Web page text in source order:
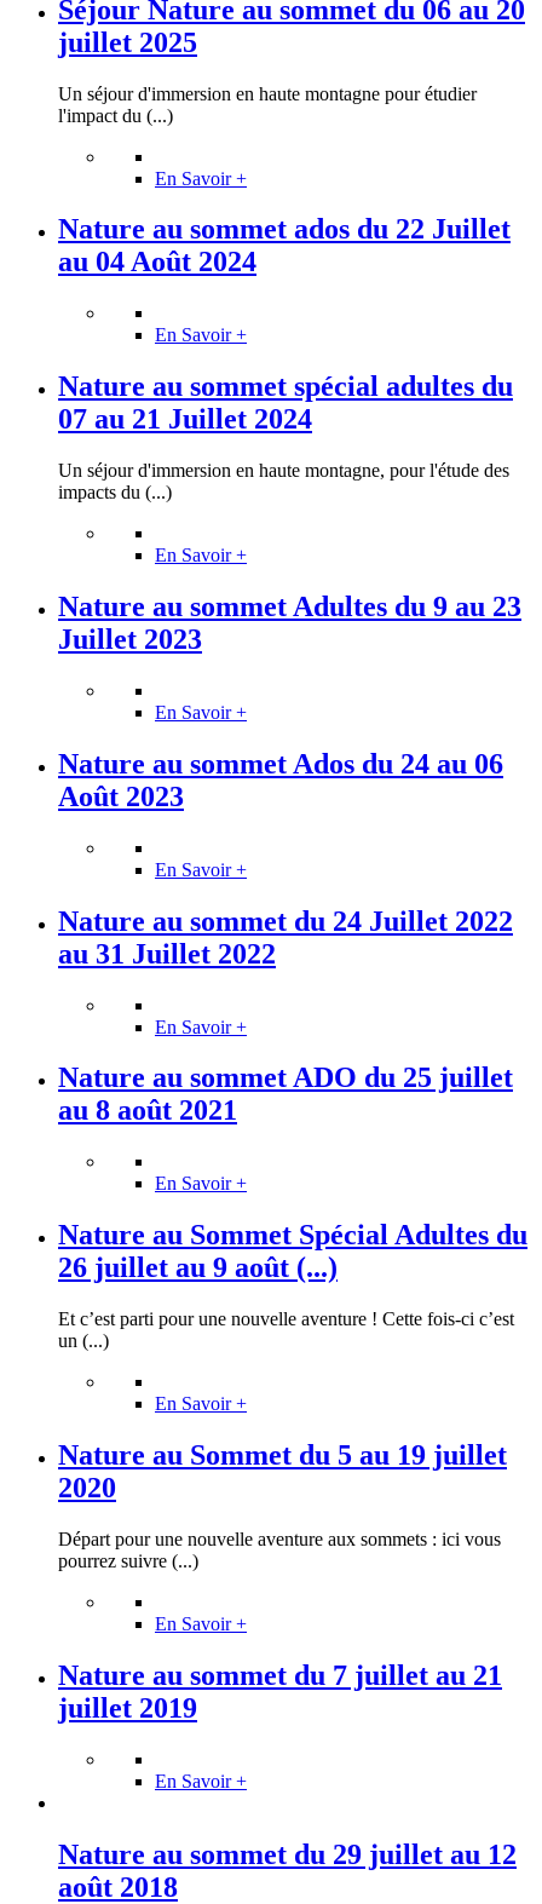
Séjour Nature au sommet du 06 au 20
juillet 2025
Un séjour d'immersion en haute montagne pour étudier
l'impact du (...)
En Savoir +
Nature au sommet ados du 22 Juillet
au 04 Août 2024
En Savoir +
Nature au sommet spécial adultes du
07 au 21 Juillet 2024
Un séjour d'immersion en haute montagne, pour l'étude des
impacts du (...)
En Savoir +
Nature au sommet Adultes du 9 au 23
Juillet 2023
En Savoir +
Nature au sommet Ados du 24 au 06
Août 2023
En Savoir +
Nature au sommet du 24 Juillet 2022
au 31 Juillet 2022
En Savoir +
Nature au sommet ADO du 25 juillet
au 8 août 2021
En Savoir +
Nature au Sommet Spécial Adultes du
26 juillet au 9 août (...)
Et c’est parti pour une nouvelle aventure ! Cette fois-ci c’est
un (...)
En Savoir +
Nature au Sommet du 5 au 19 juillet
2020
Départ pour une nouvelle aventure aux sommets : ici vous
pourrez suivre (...)
En Savoir +
Nature au sommet du 7 juillet au 21
juillet 2019
En Savoir +
Nature au sommet du 29 juillet au 12
août 2018